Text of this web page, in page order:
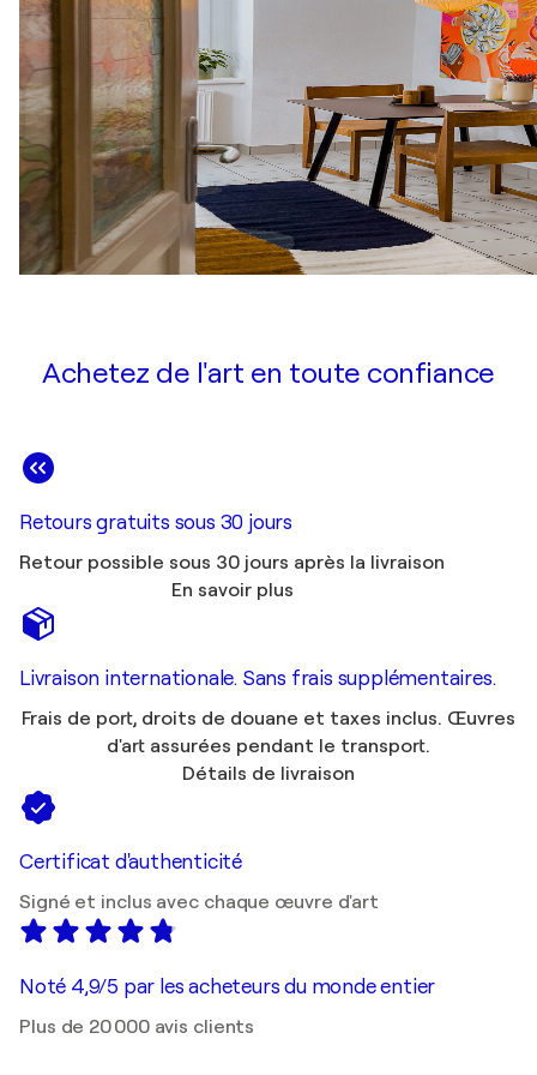
Achetez de l'art en toute confiance
Retours gratuits sous 30 jours
Retour possible sous 30 jours après la livraison
En savoir plus
Livraison internationale. Sans frais supplémentaires.
Frais de port, droits de douane et taxes inclus. Œuvres
d'art assurées pendant le transport.
Détails de livraison
Certificat d'authenticité
Signé et inclus avec chaque œuvre d'art
Noté 4,9/5 par les acheteurs du monde entier
Plus de 20 000 avis clients